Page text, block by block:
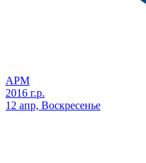
АРМ
2016 г.р.
12 апр, Воскресенье